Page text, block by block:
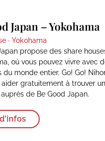
Japan – Yokohama
· Yokohama
propose des share
où vous pouvez vivre avec
du monde entier. Go! Go!
aider gratuitement à trouver un
de Be Good Japan.